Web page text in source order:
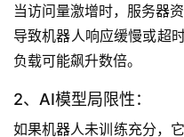
当访问量激增时，服务器
导致机器人响应缓慢或超
负载可能飙升数倍。
2、AI模型局限性：
如果机器人未训练充分，